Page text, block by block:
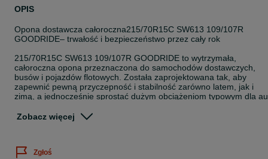
Szerokość
OPIS
Opona dostawcza całoroczna215/70R15C SW613 109/107R
GOODRIDE– trwałość i bezpieczeństwo przez cały rok
215/70R15C SW613 109/107R GOODRIDE to wytrzymała,
całoroczna opona przeznaczona do samochodów dostawczych,
busów i pojazdów flotowych. Została zaprojektowana tak, aby
zapewnić pewną przyczepność i stabilność zarówno latem, jak i
zimą, a jednocześnie sprostać dużym obciążeniom typowym dla
mokrych, suchych oraz lekko zaśnieżonych drogach.
Zobacz więcej
Zgłoś